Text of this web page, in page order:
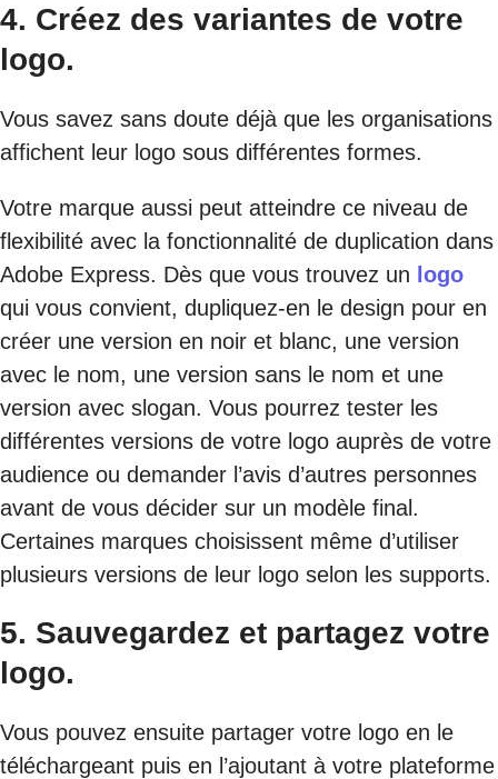
4. Créez des variantes de votre
logo.
Vous savez sans doute déjà que les organisations
affichent leur logo sous différentes formes.
Votre marque aussi peut atteindre ce niveau de
flexibilité avec la fonctionnalité de duplication dans
Adobe Express. Dès que vous trouvez un logo
qui vous convient, dupliquez-en le design pour en
créer une version en noir et blanc, une version
avec le nom, une version sans le nom et une
version avec slogan. Vous pourrez tester les
différentes versions de votre logo auprès de votre
audience ou demander l’avis d’autres personnes
avant de vous décider sur un modèle final.
Certaines marques choisissent même d’utiliser
plusieurs versions de leur logo selon les supports.
5. Sauvegardez et partagez votre
logo.
Vous pouvez ensuite partager votre logo en le
téléchargeant puis en l’ajoutant à votre plateforme